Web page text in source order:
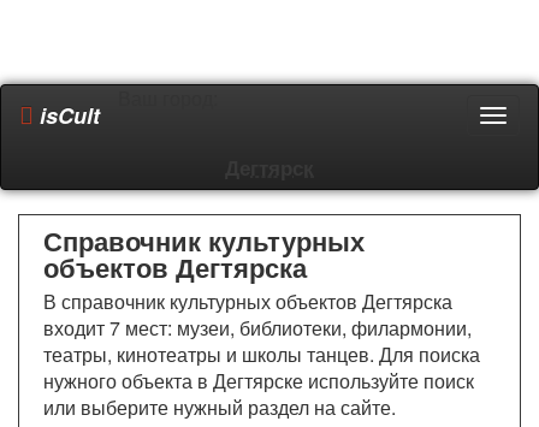
isCult
Справочник культурных
объектов Дегтярска
В справочник культурных объектов Дегтярска
входит 7 мест: музеи, библиотеки, филармонии,
театры, кинотеатры и школы танцев. Для поиска
нужного объекта в Дегтярске используйте поиск
или выберите нужный раздел на сайте.